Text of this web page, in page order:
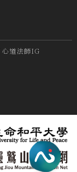
心道法師IG